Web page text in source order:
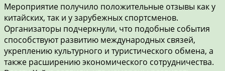
Мероприятие получило положительные отзывы как у
китайских, так и у зарубежных спортсменов.
Организаторы подчеркнули, что подобные события
способствуют развитию международных связей,
укреплению культурного и туристического обмена, а
также расширению экономического сотрудничества.